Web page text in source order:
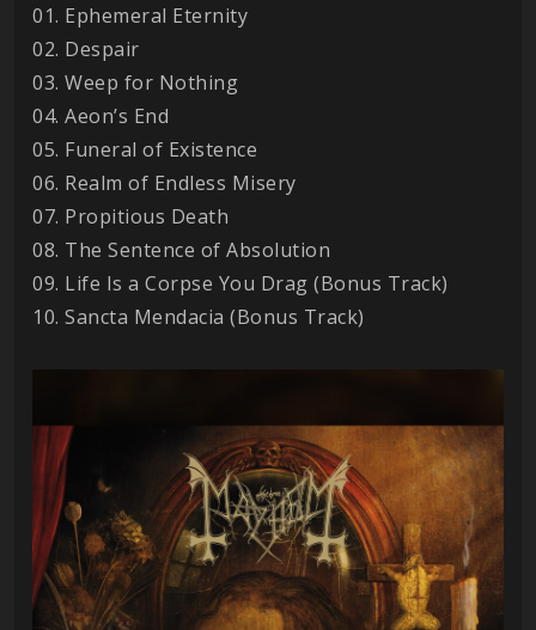
01. Ephemeral Eternity
02. Despair
03. Weep for Nothing
04. Aeon’s End
05. Funeral of Existence
06. Realm of Endless Misery
07. Propitious Death
08. The Sentence of Absolution
09. Life Is a Corpse You Drag (Bonus Track)
10. Sancta Mendacia (Bonus Track)